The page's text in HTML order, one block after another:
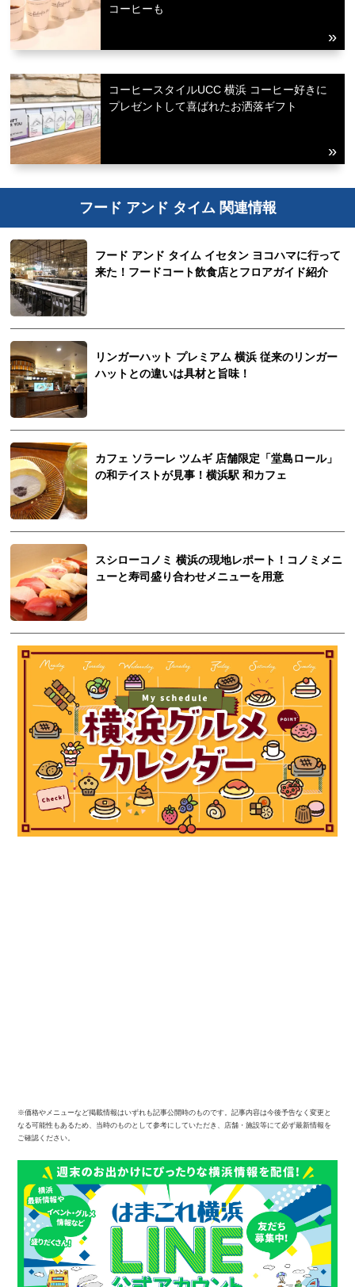
コーヒーも
コーヒースタイルUCC 横浜 コーヒー好きに
プレゼントして喜ばれたお洒落ギフト
フード アンド タイム 関連情報
フード アンド タイム イセタン ヨコハマに行って
来た！フードコート飲食店とフロアガイド紹介
リンガーハット プレミアム 横浜 従来のリンガー
ハットとの違いは具材と旨味！
カフェ ソラーレ ツムギ 店舗限定「堂島ロール」
の和テイストが見事！横浜駅 和カフェ
スシローコノミ 横浜の現地レポート！コノミメニ
ューと寿司盛り合わせメニューを用意
※価格やメニューなど掲載情報はいずれも記事公開時のものです。記事内容は今後予告なく変更と
なる可能性もあるため、当時のものとして参考にしていただき、店舗・施設等にて必ず最新情報を
ご確認ください。